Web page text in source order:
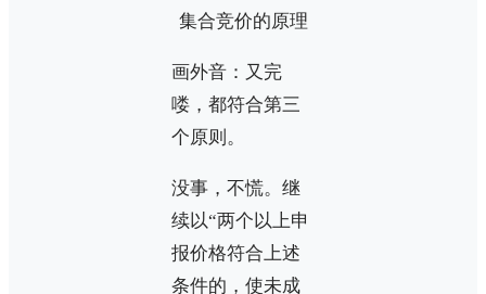
画外音：又完
喽，都符合第三
个原则。
没事，不慌。继
续以“两个以上申
报价格符合上述
条件的，使未成